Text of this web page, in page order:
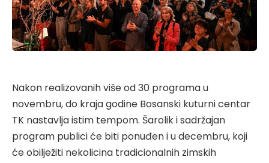
Nakon realizovanih više od 30 programa u
novembru, do kraja godine Bosanski kuturni centar
TK nastavlja istim tempom. Šarolik i sadržajan
program publici će biti ponuđen i u decembru, koji
će obilježiti nekolicina tradicionalnih zimskih